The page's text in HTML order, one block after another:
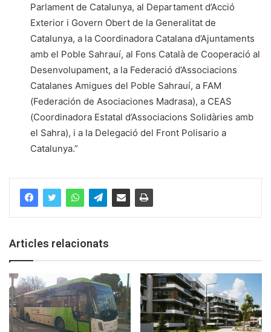
Parlament de Catalunya, al Departament d’Acció
Exterior i Govern Obert de la Generalitat de
Catalunya, a la Coordinadora Catalana d’Ajuntaments
amb el Poble Sahrauí, al Fons Català de Cooperació al
Desenvolupament, a la Federació d’Associacions
Catalanes Amigues del Poble Sahrauí, a FAM
(Federación de Asociaciones Madrasa), a CEAS
(Coordinadora Estatal d’Associacions Solidàries amb
el Sahra), i a la Delegació del Front Polisario a
Catalunya.”
Articles relacionats